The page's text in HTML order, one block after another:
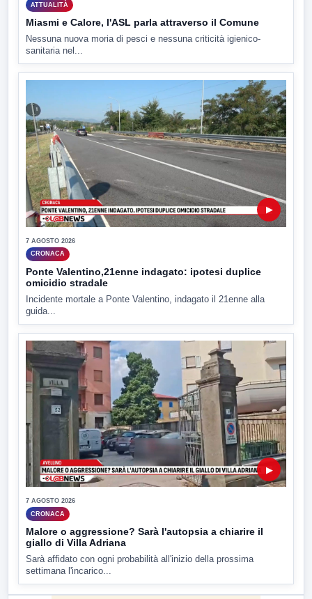
ATTUALITÀ
Miasmi e Calore, l'ASL parla attraverso il Comune
Nessuna nuova moria di pesci e nessuna criticità igienico-
sanitaria nel...
▶
7 AGOSTO 2026
CRONACA
Ponte Valentino,21enne indagato: ipotesi duplice
omicidio stradale
Incidente mortale a Ponte Valentino, indagato il 21enne alla
guida...
▶
7 AGOSTO 2026
CRONACA
Malore o aggressione? Sarà l'autopsia a chiarire il
giallo di Villa Adriana
Sarà affidato con ogni probabilità all'inizio della prossima
settimana l'incarico...